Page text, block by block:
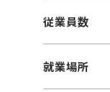
従業員数
就業場所